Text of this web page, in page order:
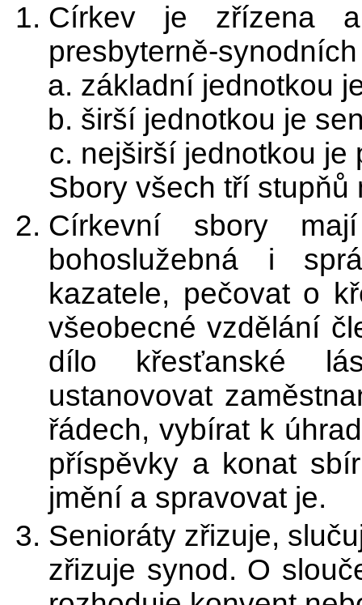
Církev je zřízena
presbyterně-
základní jednotkou
širší jednotkou je
nejširší jednotkou je
Sbory všech tří
Církevní sbory
bohoslužebná i
kazatele, pečovat o
všeobecné vzdělání
dílo křesťanské
ustanovovat
řádech, vybírat k
příspěvky a konat
jmění a spravovat je.
Senioráty zřizuje,
zřizuje synod. O